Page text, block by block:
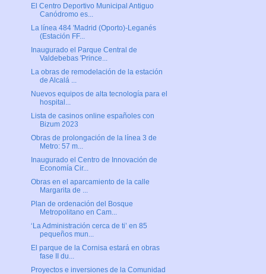
El Centro Deportivo Municipal Antiguo
Canódromo es...
La línea 484 'Madrid (Oporto)-Leganés
(Estación FF...
Inaugurado el Parque Central de
Valdebebas 'Prince...
La obras de remodelación de la estación
de Alcalá ...
Nuevos equipos de alta tecnología para el
hospital...
Lista de casinos online españoles con
Bizum 2023
Obras de prolongación de la línea 3 de
Metro: 57 m...
Inaugurado el Centro de Innovación de
Economía Cir...
Obras en el aparcamiento de la calle
Margarita de ...
Plan de ordenación del Bosque
Metropolitano en Cam...
‘La Administración cerca de ti’ en 85
pequeños mun...
El parque de la Cornisa estará en obras
fase II du...
Proyectos e inversiones de la Comunidad